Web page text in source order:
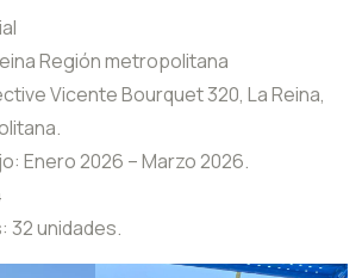
Región metropolitana
Vicente Bourquet 320, La Reina,
Enero 2026 – Marzo 2026.
32 unidades.